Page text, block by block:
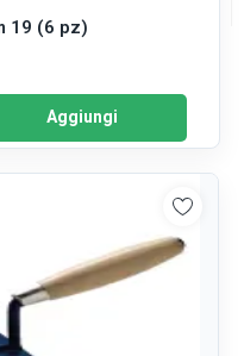
19 (6 pz)
Aggiungi